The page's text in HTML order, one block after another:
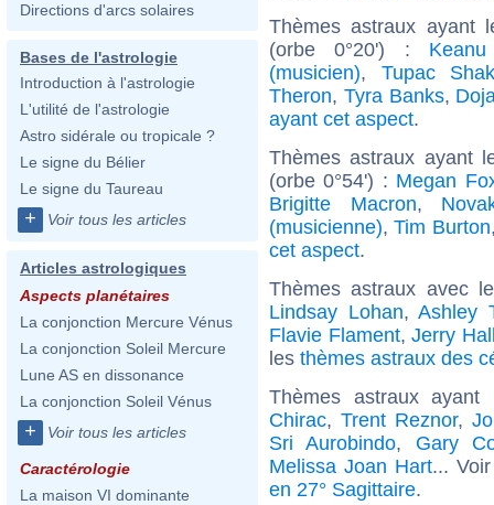
Directions d'arcs solaires
Bases de l'astrologie
Introduction à l'astrologie
L'utilité de l'astrologie
Astro sidérale ou tropicale ?
Le signe du Bélier
Le signe du Taureau
+ Voir tous les articles
Articles astrologiques
Aspects planétaires
La conjonction Mercure Vénus
La conjonction Soleil Mercure
Lune AS en dissonance
La conjonction Soleil Vénus
+ Voir tous les articles
Caractérologie
La maison VI dominante
Thèmes astraux ayant
(orbe 0°20') :
(musicien), Tupac
Theron, Tyra Banks,
ayant cet aspect.
Thèmes astraux ayant
(orbe 0°54') : Megan
Brigitte Macron,
(musicienne),Tim Burton
cet aspect.
Thèmes astraux avec
Lindsay Lohan,Ashley
Flavie Flament,Jerry
les thèmes astraux des
Thèmes astraux
Chirac,Trent Reznor,
Sri Aurobindo, Gary
Melissa Joan Hart...
en 27° Sagittaire.